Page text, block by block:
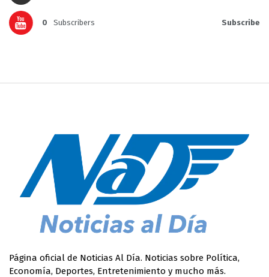
0 Subscribers Subscribe
Página oficial de Noticias Al Día. Noticias sobre Política,
Economía, Deportes, Entretenimiento y mucho más.